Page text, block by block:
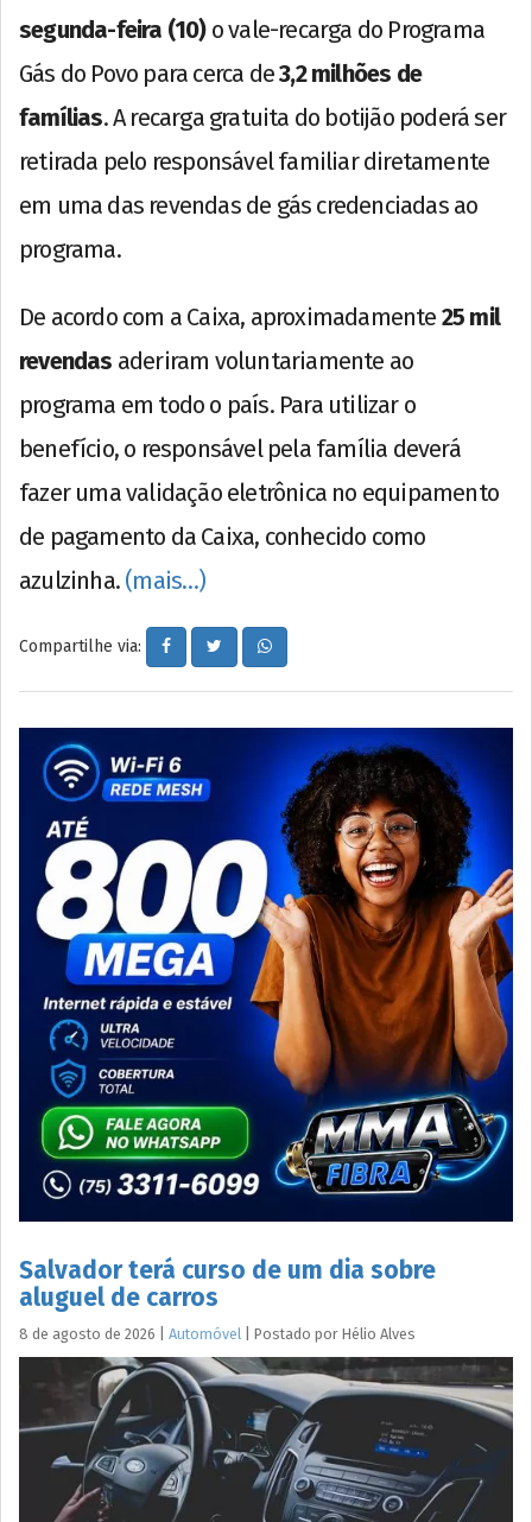
segunda-feira (10)o vale-recarga do Programa
Gás do Povo para cerca de3,2 milhões de
famílias. A recarga gratuita do botijão poderá ser
retirada pelo responsável familiar diretamente
em uma das revendas de gás credenciadas ao
programa.
De acordo com a Caixa, aproximadamente 25 mil
revendas aderiram voluntariamente ao
programa em todo o país. Para utilizar o
benefício, o responsável pela família deverá
fazer uma validação eletrônica no equipamento
de pagamento da Caixa, conhecido como
azulzinha. (mais…)
Compartilhe via:
Salvador terá curso de um dia sobre
aluguel de carros
8 de agosto de 2026 Automóvel Postado por Hélio Alves